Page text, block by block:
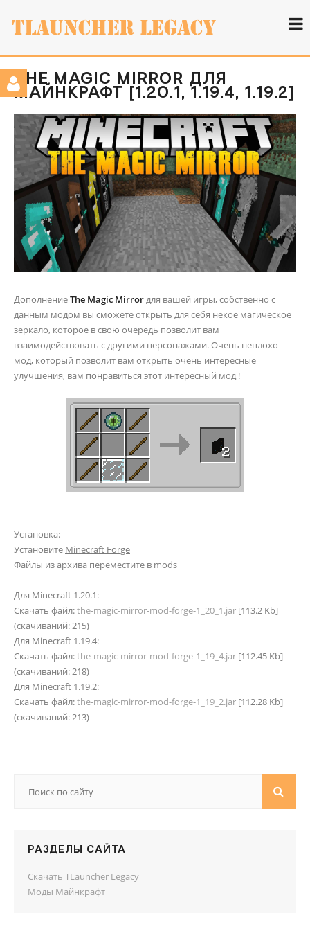
THE MAGIC MIRROR ДЛЯ
МАЙНКРАФТ [1.20.1, 1.19.4, 1.19.2]
ДополнениеThe Magic Mirrorдля вашей игры, собственно с
данным модом вы сможете открыть для себя некое магическое
зеркало, которое в свою очередь позволит вам
взаимодействовать с другими персонажами. Очень неплохо
мод, который позволит вам открыть очень интересные
улучшения, вам понравиться этот интересный мод !
Установка:
Установите Minecraft Forge
Файлы из архива переместите в mods
Для Minecraft 1.20.1:
Скачать файл:the-magic-mirror-mod-forge-1_20_1.jar
(cкачиваний: 215)
Для Minecraft 1.19.4:
Скачать файл:the-magic-mirror-mod-forge-1_19_4.jar
(cкачиваний: 218)
Для Minecraft 1.19.2:
Скачать файл:the-magic-mirror-mod-forge-1_19_2.jar
(cкачиваний: 213)
РАЗДЕЛЫ САЙТА
Скачать TLauncher Legacy
Моды Майнкрафт